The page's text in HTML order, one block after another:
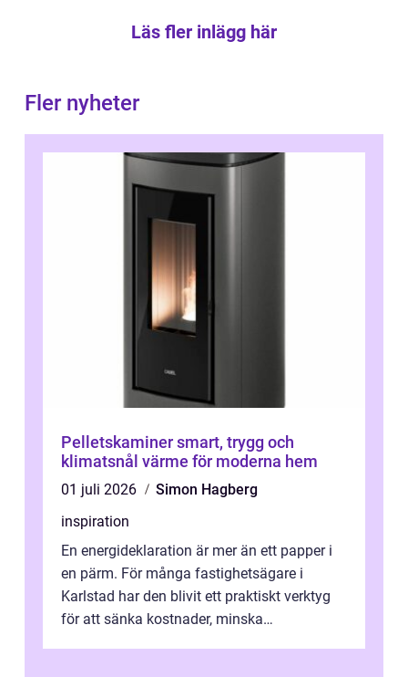
Läs fler inlägg här
Fler nyheter
Pelletskaminer smart, trygg och
klimatsnål värme för moderna hem
01 juli 2026
Simon Hagberg
inspiration
En energideklaration är mer än ett papper i
en pärm. För många fastighetsägare i
Karlstad har den blivit ett praktiskt verktyg
för att sänka kostnader, minska